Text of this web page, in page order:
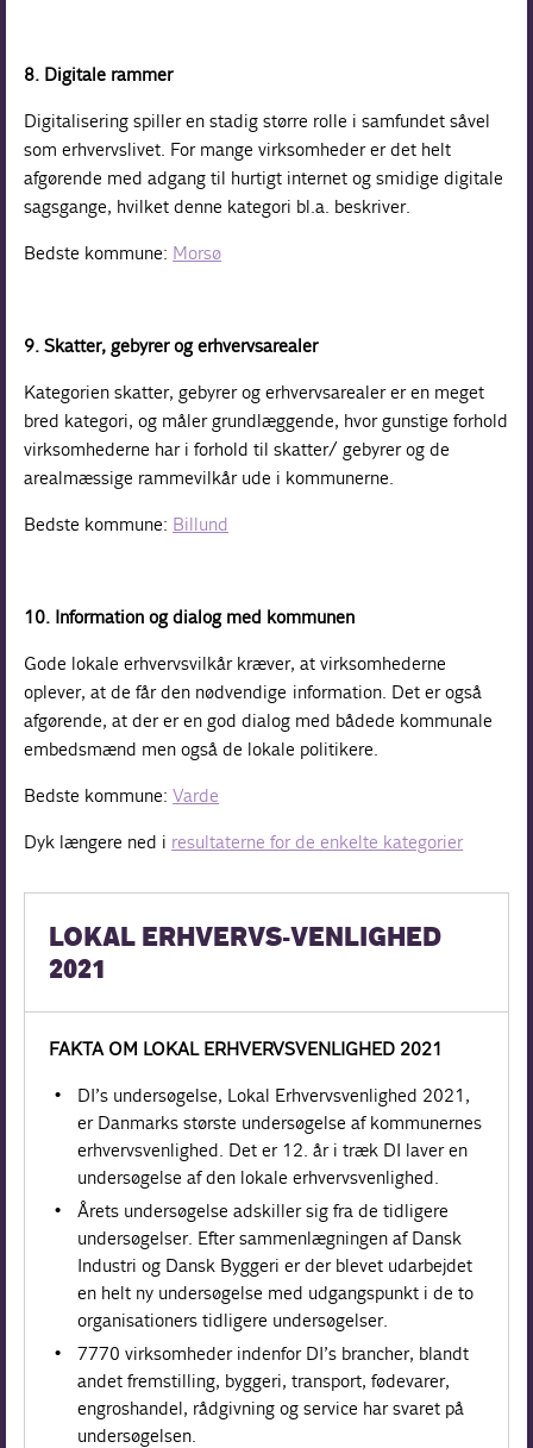
8. Digitale rammer
Digitalisering spiller en stadig større rolle i samfundet såvel
som erhvervslivet. For mange virksomheder er det helt
afgørende med adgang til hurtigt internet og smidige digitale
sagsgange, hvilket denne kategori bl.a. beskriver.
Bedste kommune: Morsø
9. Skatter, gebyrer og erhvervsarealer
Kategorien skatter, gebyrer og erhvervsarealer er en meget
bred kategori, og måler grundlæggende, hvor gunstige forhold
virksomhederne har i forhold til skatter/ gebyrer og de
arealmæssige rammevilkår ude i kommunerne.
Bedste kommune: Billund
10. Information og dialog med kommunen
Gode lokale erhvervsvilkår kræver, at virksomhederne
oplever, at de får den nødvendige information. Det er også
afgørende, at der er en god dialog med bådede kommunale
embedsmænd men også de lokale politikere.
Bedste kommune:Varde
Dyk længere ned i resultaterne for de enkelte kategorier
LOKAL ERHVERVS-VENLIGHED
2021
FAKTA OM LOKAL ERHVERVSVENLIGHED 2021
DI’s undersøgelse, Lokal Erhvervsvenlighed 2021,
er Danmarks største undersøgelse af kommunernes
erhvervsvenlighed. Det er 12. år i træk DI laver en
undersøgelse af den lokale erhvervsvenlighed.
Årets undersøgelse adskiller sig fra de tidligere
undersøgelser. Efter sammenlægningen af Dansk
Industri og Dansk Byggeri er der blevet udarbejdet
en helt ny undersøgelse med udgangspunkt i de to
organisationers tidligere undersøgelser.
7770 virksomheder indenfor DI’s brancher, blandt
andet fremstilling, byggeri, transport, fødevarer,
engroshandel, rådgivning og service har svaret på
undersøgelsen.